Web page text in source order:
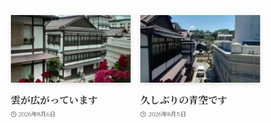
雲が広がっています
2026年8月6日
久しぶりの青空です
2026年8月5日